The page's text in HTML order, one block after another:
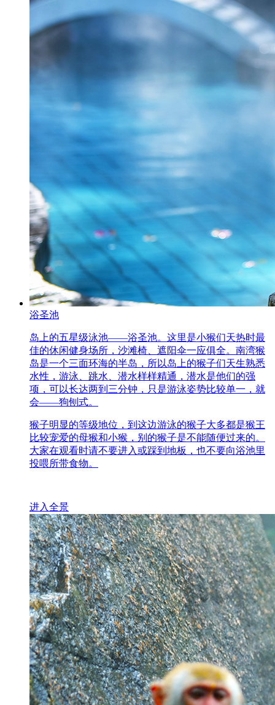
浴圣池
岛上的五星级泳池——浴圣池。这里是小猴们天热时最
佳的休闲健身场所，沙滩椅、遮阳伞一应俱全。南湾猴
岛是一个三面环海的半岛，所以岛上的猴子们天生熟悉
水性，游泳、跳水、潜水样样精通，潜水是他们的强
项，可以长达两到三分钟，只是游泳姿势比较单一，就
会——狗刨式。
猴子明显的等级地位，到这边游泳的猴子大多都是猴王
比较宠爱的母猴和小猴，别的猴子是不能随便过来的。
大家在观看时请不要进入或踩到地板，也不要向浴池里
投喂所带食物。
进入全景